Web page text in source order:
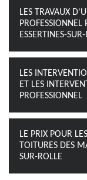
LES TRAVAUX
ESSERTINES-
LES
ET LES
PROFESSIONNEL
LE PRIX POUR
TOITURES DES
SUR-ROLLE